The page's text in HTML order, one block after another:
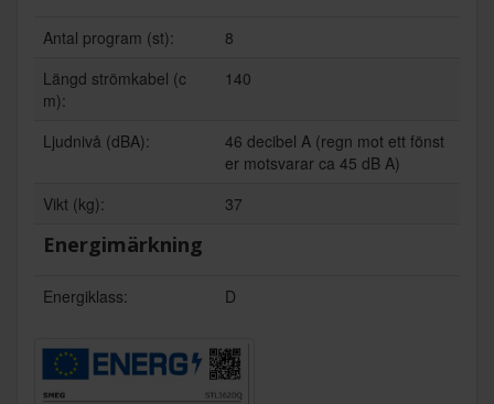
Antal program (st):
8
Längd strömkabel (c
m):
140
Ljudnivå (dBA):
46 decibel A (regn mot ett fönst
er motsvarar ca 45 dB A)
Vikt (kg):
37
Energimärkning
Energiklass: D